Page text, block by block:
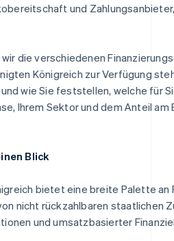
und
die verschiedenen
Königreich zur Verfügung
wie Sie feststellen, welche für
Ihrem Sektor und dem Anteil am
Blick
bietet eine breite Palette an
nicht rückzahlbaren staatlichen
und umsatzbasierter